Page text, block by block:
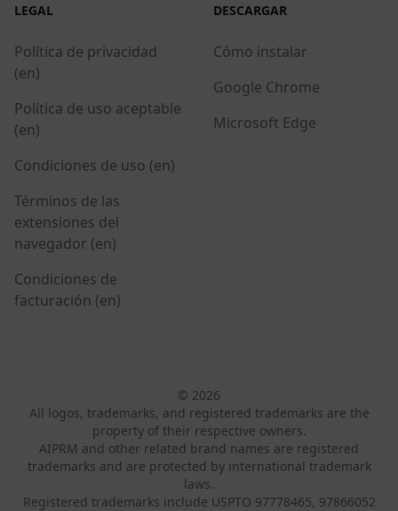
LEGAL
Política de privacidad
(en)
Política de uso aceptable
(en)
Condiciones de uso (en)
Términos de las
extensiones del
navegador (en)
Condiciones de
facturación (en)
DESCARGAR
Cómo instalar
Google Chrome
Microsoft Edge
© 2026
All logos, trademarks, and registered trademarks are the
property of their respective owners.
AIPRM and other related brand names are registered
trademarks and are protected by international trademark
laws.
Registered trademarks include USPTO 97778465, 97866052